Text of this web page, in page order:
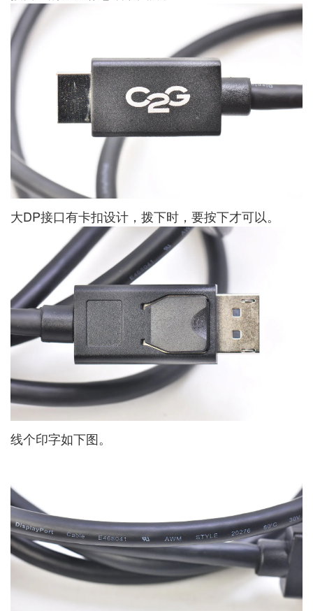
大DP接口有卡扣设计，拨下时，要按下才可以。
线个印字如下图。